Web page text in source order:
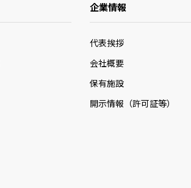
企業情報
代表挨拶
会社概要
保有施設
開示情報（許可証等）